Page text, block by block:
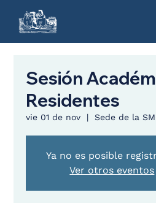
Sesión
Residentes
vie 01 de nov
  |
Sede de la
Ya no es posible
Ver otros eventos